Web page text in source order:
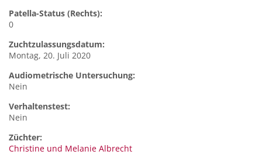
Patella-Status (Rechts):
0
Zuchtzulassungsdatum:
Montag, 20. Juli 2020
Audiometrische Untersuchung:
Nein
Verhaltenstest:
Nein
Züchter:
Christine und Melanie Albrecht